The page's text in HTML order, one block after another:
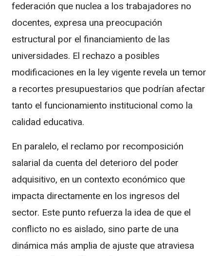
federación que nuclea a los trabajadores no
docentes, expresa una preocupación
estructural por el financiamiento de las
universidades. El rechazo a posibles
modificaciones en la ley vigente revela un temor
a recortes presupuestarios que podrían afectar
tanto el funcionamiento institucional como la
calidad educativa.
En paralelo, el reclamo por recomposición
salarial da cuenta del deterioro del poder
adquisitivo, en un contexto económico que
impacta directamente en los ingresos del
sector. Este punto refuerza la idea de que el
conflicto no es aislado, sino parte de una
dinámica más amplia de ajuste que atraviesa